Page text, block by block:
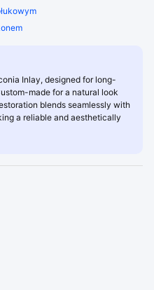
Inlay, designed for long-
made for a natural look
blends seamlessly with
a reliable and aesthetically